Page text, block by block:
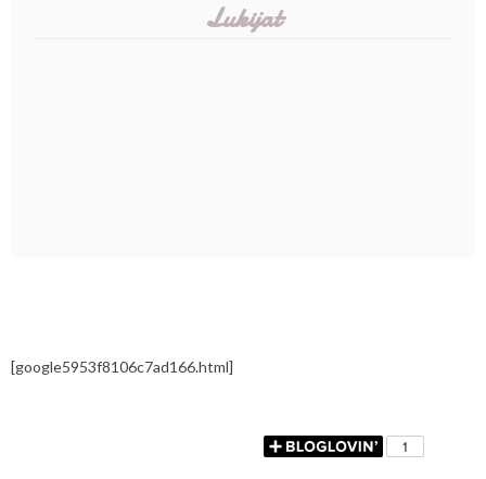
Lukijat
[google5953f8106c7ad166.html]